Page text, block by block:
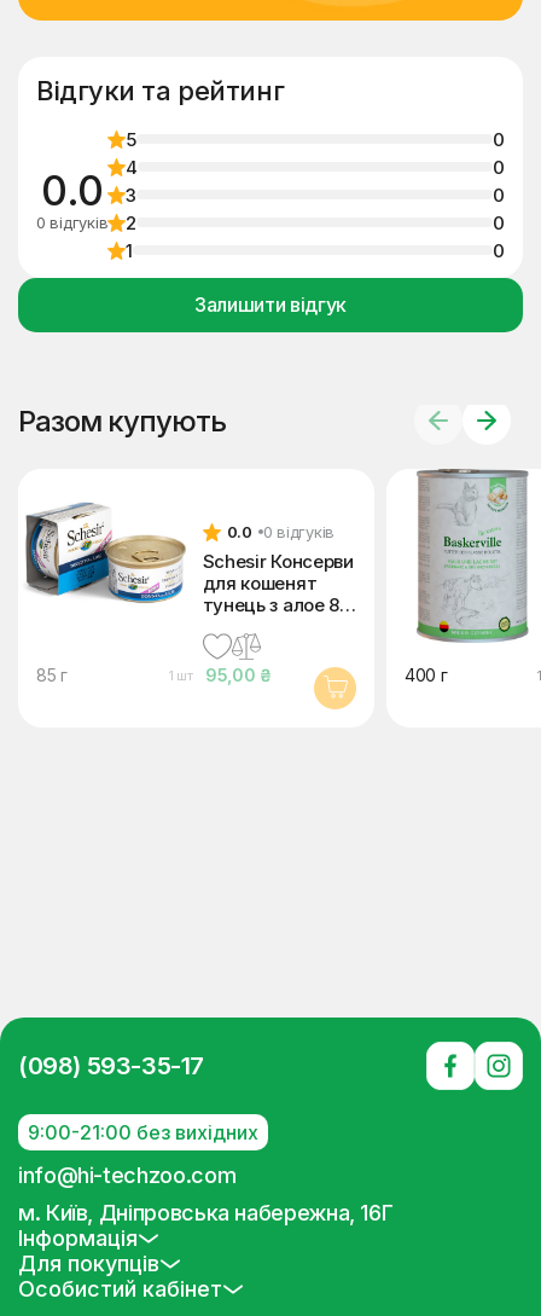
Відгуки та рейтинг
0.0
0 відгуків
5
0
4
0
3
0
2
0
1
0
Залишити відгук
Разом купують
0.0 0 відгуків
Schesir Консерви
для кошенят
тунець з алое 85
95,00 ₴
85 г 1 шт 400 г
Інформація
Для покупців
Особистий кабінет
(098) 593-35-17
9:00-21:00 без вихідних
info@hi-techzoo.com
м. Київ, Дніпровська набережна, 16Г